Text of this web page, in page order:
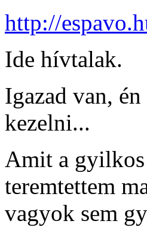
http://
Ide hívtalak.
Igazad van,
kezelni...
Amit a gyilkos
teremtettem
vagyok sem